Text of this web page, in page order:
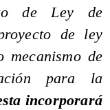
de Ley de
de ley
mecanismo de
para la
incorporará